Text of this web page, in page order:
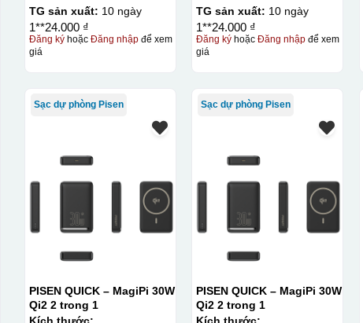
TG sản xuất: 10 ngày
1**24.000 ₫
Đăng kýhoặc Đăng nhậpđể xem
giá
TG sản xuất: 10 ngày
1**24.000 ₫
Đăng ký hoặcĐăng nhập để xem
giá
Sạc dự phòng Pisen
PISEN QUICK – MagiPi 30W
Qi2 2 trong 1
Sạc dự phòng Pisen
PISEN QUICK – MagiPi 30W
Qi2 2 trong 1